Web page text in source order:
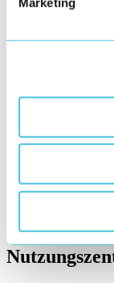
ansprechend in ein
vereinfachen.
entwickelt für
Theme gestaltet,
Szenarien (z.B. mit
kommen kann.